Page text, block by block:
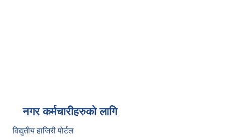
नगर कर्मचारीहरुको लागि
विद्युतीय हाजिरी पोर्टल